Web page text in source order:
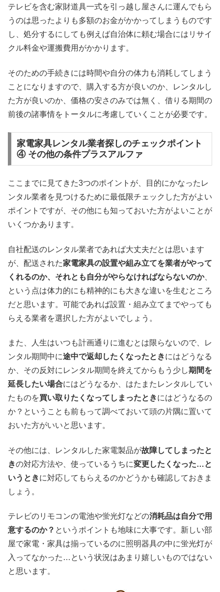
テレビを含む家財道具一式を引っ越し屋さんに運んでもら
うのは思ったよりも多額のお金がかかってしまうものです
し、処分するにしても例えば自治体に頼む場合にはリサイ
クル料金や運搬費用がかかります。
そのための手続きには時間や自分の体力も消耗してしまう
ことになりますので、購入する方が良いのか、レンタルし
た方が良いのか、価格の安さのみでは無く、借りる期間の
前後の諸事情をトータルに考慮していくことが必要です。
家電家具レンタル業者探しのチェックポイント
④ その他の条件プラスアルファ
ここまでに見てきた3つのポイントが、目的にかなったレ
ンタル業者を見つけるために最低限チェックした方がよい
ポイントですが、その他にも知っておいた方がよいことが
いくつかあります。
自社配送のレンタル業者であれば大丈夫だとは思います
が、配送された家電家具の設置や組み立てを業者がやって
くれるのか、それとも自分がやらなければならないのか、
という点は体力的にも精神的にも大きな違いを生むところ
だと思います。可能であれば設置・組み立てまでやっても
らえる業者を選択した方がよいでしょう。
また、人生はいつも計画通りに進むとは限らないので、レ
ンタル期間中に途中で返却したくなったときにはどうなる
か、その反対にレンタル期間を終えてからもう少し期間を
延長したい場合にはどうなるか、はたまたレンタルしてい
たものを買い取りたくなってしまったときにはどうなるの
か？ということも前もって調べておいて頭の片隅に置いて
おいた方がいいと思います。
その他には、レンタルした家電製品が故障してしまったと
きの対応方法や、使っているうちに変更したくなった…と
いうときに対応してもらえるのかどうかも確認しておきま
しょう。
テレビのリモコンの電池や蛍光灯などの消耗品は自分で用
意するのか？ というポイントも地味に大事です。新しい部
屋で家電・家具は揃っているのに照明器具の中に蛍光灯が
入ってなかった…という状況はあまり嬉しいものではない
と思います。